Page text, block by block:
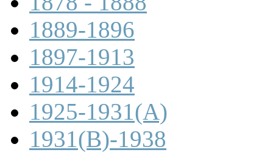
1889-1896
1897-1913
1914-1924
1925-1931(A)
1931(B)-1938